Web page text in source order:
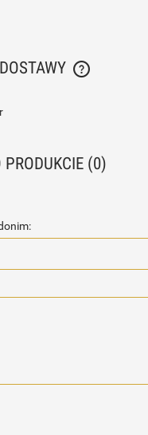
CENA NIE
PRODUKCIE (0)